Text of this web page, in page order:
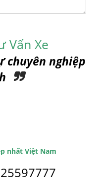
Vấn Xe
chuyên nghiệp
nhất Việt Nam